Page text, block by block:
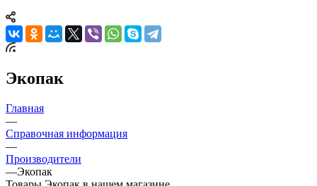
Экопак
Главная
—
Справочная информация
—
Производители
—Экопак